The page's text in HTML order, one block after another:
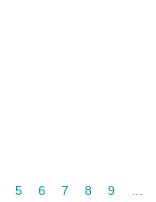
5 6 7 8 9